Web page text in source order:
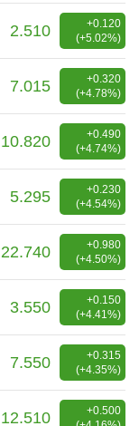
+0.120
(+5.02%)
2.510
+0.320
(+4.78%)
7.015
+0.490
(+4.74%)
10.820
+0.230
(+4.54%)
5.295
+0.980
(+4.50%)
22.740
+0.150
(+4.41%)
3.550
+0.315
(+4.35%)
7.550
+0.500
12.510